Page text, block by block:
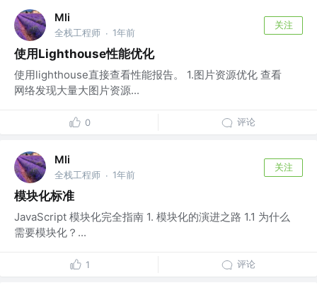
Mli
全栈工程师 · 1年前
关注
使用Lighthouse性能优化
使用lighthouse直接查看性能报告。 1.图片资源优化 查看
网络发现大量大图片资源...
0 评论
Mli
全栈工程师 · 1年前
关注
模块化标准
JavaScript 模块化完全指南 1. 模块化的演进之路 1.1 为什么
需要模块化？...
1 评论